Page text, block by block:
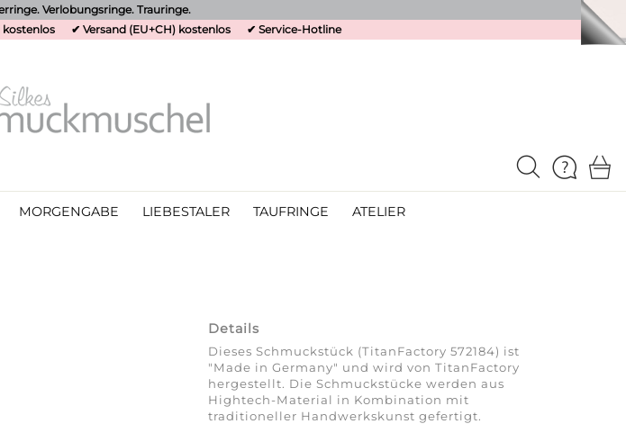
Verlobungsringe. Trauringe.
kostenlos ✔ Versand (EU+CH) kostenlos ✔ Service-Hotline
MORGENGABE LIEBESTALER TAUFRINGE ATELIER
Details
Dieses Schmuckstück (TitanFactory 572184) ist
"Made in Germany" und wird von TitanFactory
hergestellt. Die Schmuckstücke werden aus
Hightech-Material in Kombination mit
traditioneller Handwerkskunst gefertigt.